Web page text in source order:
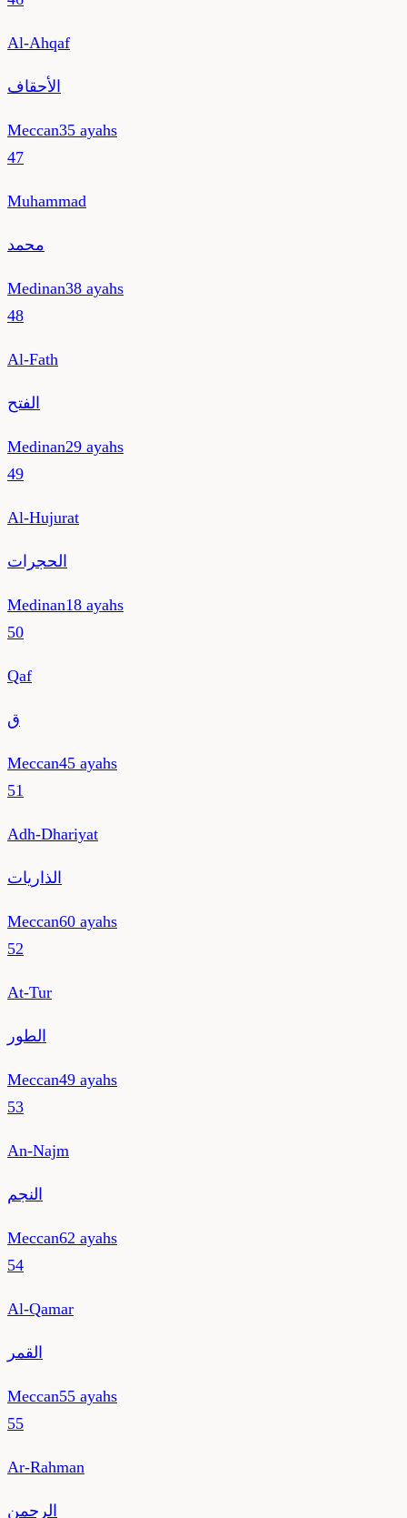
Al-Ahqaf
الأحقاف
Meccan35 ayahs
47
Muhammad
محمد
Medinan38 ayahs
48
Al-Fath
الفتح
Medinan29 ayahs
49
Al-Hujurat
الحجرات
Medinan18 ayahs
50
Qaf
ق
Meccan45 ayahs
51
Adh-Dhariyat
الذاريات
Meccan60 ayahs
52
At-Tur
الطور
Meccan49 ayahs
53
An-Najm
النجم
Meccan62 ayahs
54
Al-Qamar
القمر
Meccan55 ayahs
55
Ar-Rahman
الرحمن